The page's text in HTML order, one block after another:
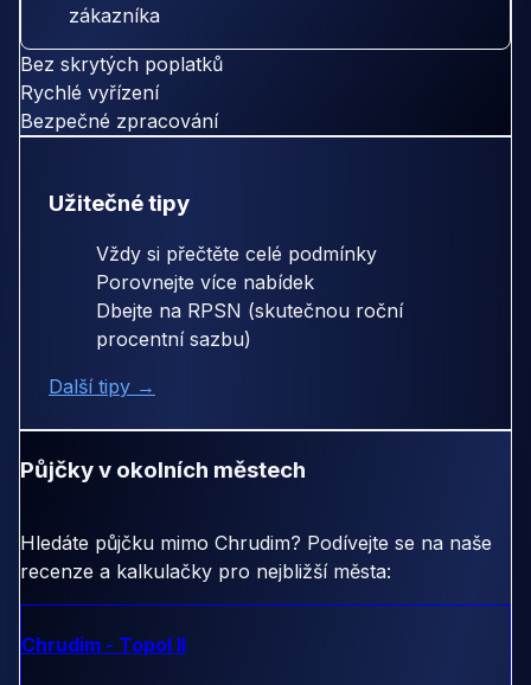
zákazníka
Bez skrytých poplatků
Rychlé vyřízení
Bezpečné zpracování
Užitečné tipy
Vždy si přečtěte celé podmínky
Porovnejte více nabídek
Dbejte na RPSN (skutečnou roční
procentní sazbu)
Další tipy →
Půjčky v okolních městech
Hledáte půjčku mimo Chrudim? Podívejte se na naše
recenze a kalkulačky pro nejbližší města:
Chrudim - Topol II